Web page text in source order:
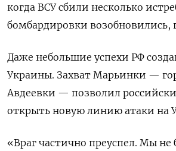
когда ВСУ сбили несколько
бомбардировки возобновились,
Даже небольшие успехи РФ
Украины. Захват Марьинки —
Авдеевки — позволил
открыть новую линию атаки на
«Враг частично преуспел. Мы не